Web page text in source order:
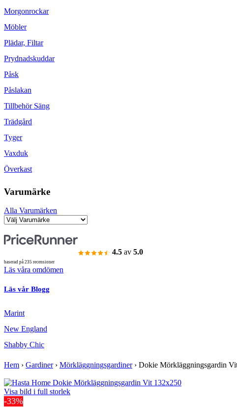
Morgonrockar
Möbler
Plädar, Filtar
Prydnadskuddar
Påsk
Påslakan
Tillbehör Säng
Trädgård
Tyger
Vaxduk
Överkast
Varumärke
Alla Varumärken
4.5 av 5.0
baserad på 235 recensioner
Läs våra omdömen
Läs vår Blogg
Marint
New England
Shabby Chic
Hem › Gardiner› Mörkläggningsgardiner› Dokie Mörkläggningsgardin
Visa bild i full storlek
-33%